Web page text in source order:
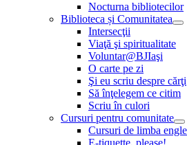
Nocturna bibliotecilor
Biblioteca și Comunitatea
Intersecţii
Viaţă şi spiritualitate
Voluntar@BJIaşi
O carte pe zi
Şi eu scriu despre cărţi
Să înţelegem ce citim
Scriu în culori
Cursuri pentru comunitate
Cursuri de limba
E-tiquette, please!